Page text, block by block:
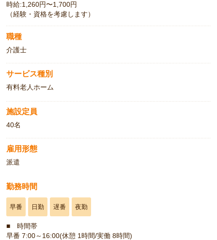
時給:1,260円〜1,700円
（経験・資格を考慮します）
職種
介護士
サービス種別
有料老人ホーム
施設定員
40名
雇用形態
派遣
勤務時間
早番 日勤 遅番 夜勤
■ 時間帯
早番 7:00～16:00(休憩 1時間/実働 8時間)